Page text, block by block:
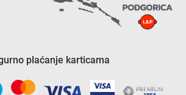
plaćanje karticama